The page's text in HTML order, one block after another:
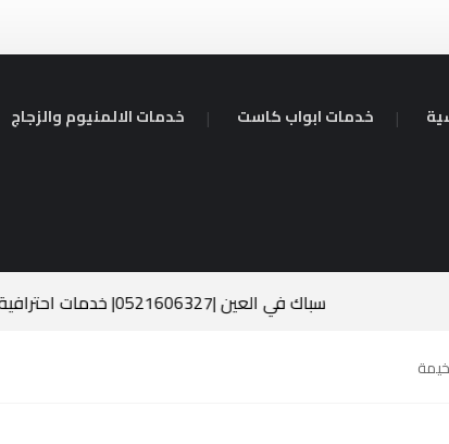
خدمات ابواب كاست خدمات الالمنيوم والزجاج